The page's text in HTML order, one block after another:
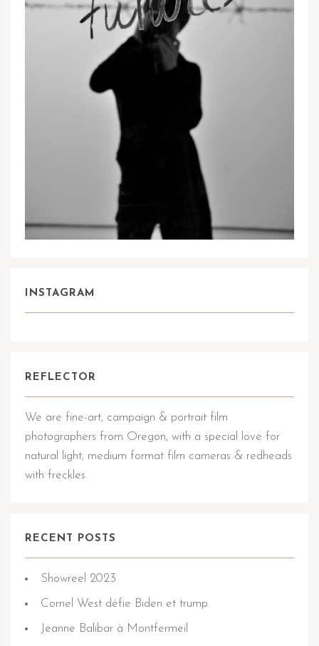
INSTAGRAM
REFLECTOR
We are fine-art, campaign & portrait film
photographers from Oregon, with a special love for
natural light, medium format film cameras & redheads
with freckles.
RECENT POSTS
Showreel 2023
Cornel West défie Biden et trump
Jeanne Balibar à Montfermeil